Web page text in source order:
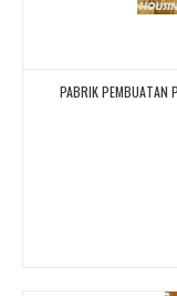
PABRIK PEMBUATAN